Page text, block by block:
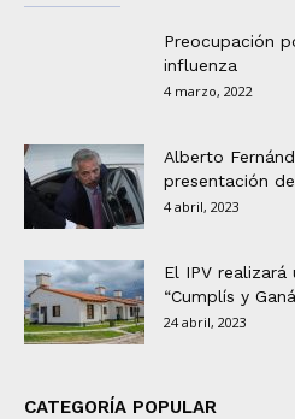
Preocupación
influenza
4 marzo, 2022
Alberto
presentación
4 abril, 2023
El IPV
“Cumplís y
24 abril, 2023
CATEGORÍA POPULAR